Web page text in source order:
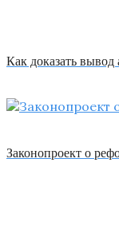
Как доказать
Законопроект о